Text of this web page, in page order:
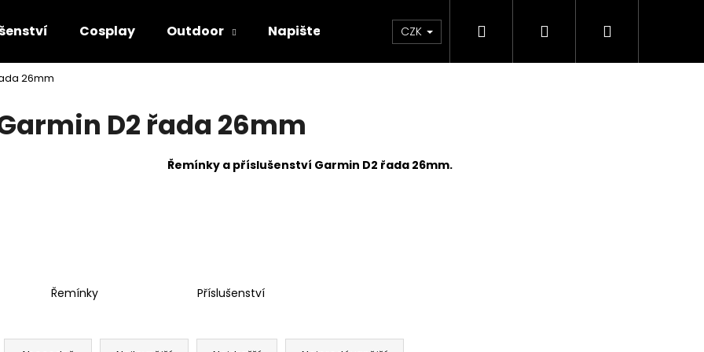
Cosplay Outdoor Napište nám CZK Hledat PřihlášeníNákupní
26mm
D2 řada 26mm
Řemínky a příslušenství Garmin D2 řada 26mm.
Řemínky Příslušenství
Ř
Co potřebujete najít?